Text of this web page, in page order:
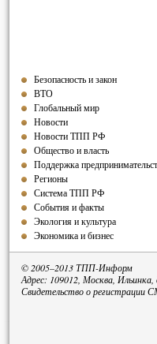
Безопасность и закон
ВТО
Глобальный мир
Новости
Новости ТПП РФ
Общество и власть
Поддержка
Регионы
Система ТПП РФ
События и факты
Экология и культура
Экономика и бизнес
© 2005–2013 ТПП-Информ
Адрес: 109012, Москва, Ильинка,
Свидетельство о